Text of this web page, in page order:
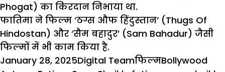
Phogat) का किरदान निभाया था.
फातिमा ने फिल्म ‘ठग्स औफ हिंदुस्तान’ (Thugs Of
Hindostan) और ‘सैम बहादुर’ (Sam Bahadur) जैसी
फिल्मों में भी काम किया है.
Posted
January 28, 2025Author
Digital TeamCategories
फिल्मTags
Bollywood